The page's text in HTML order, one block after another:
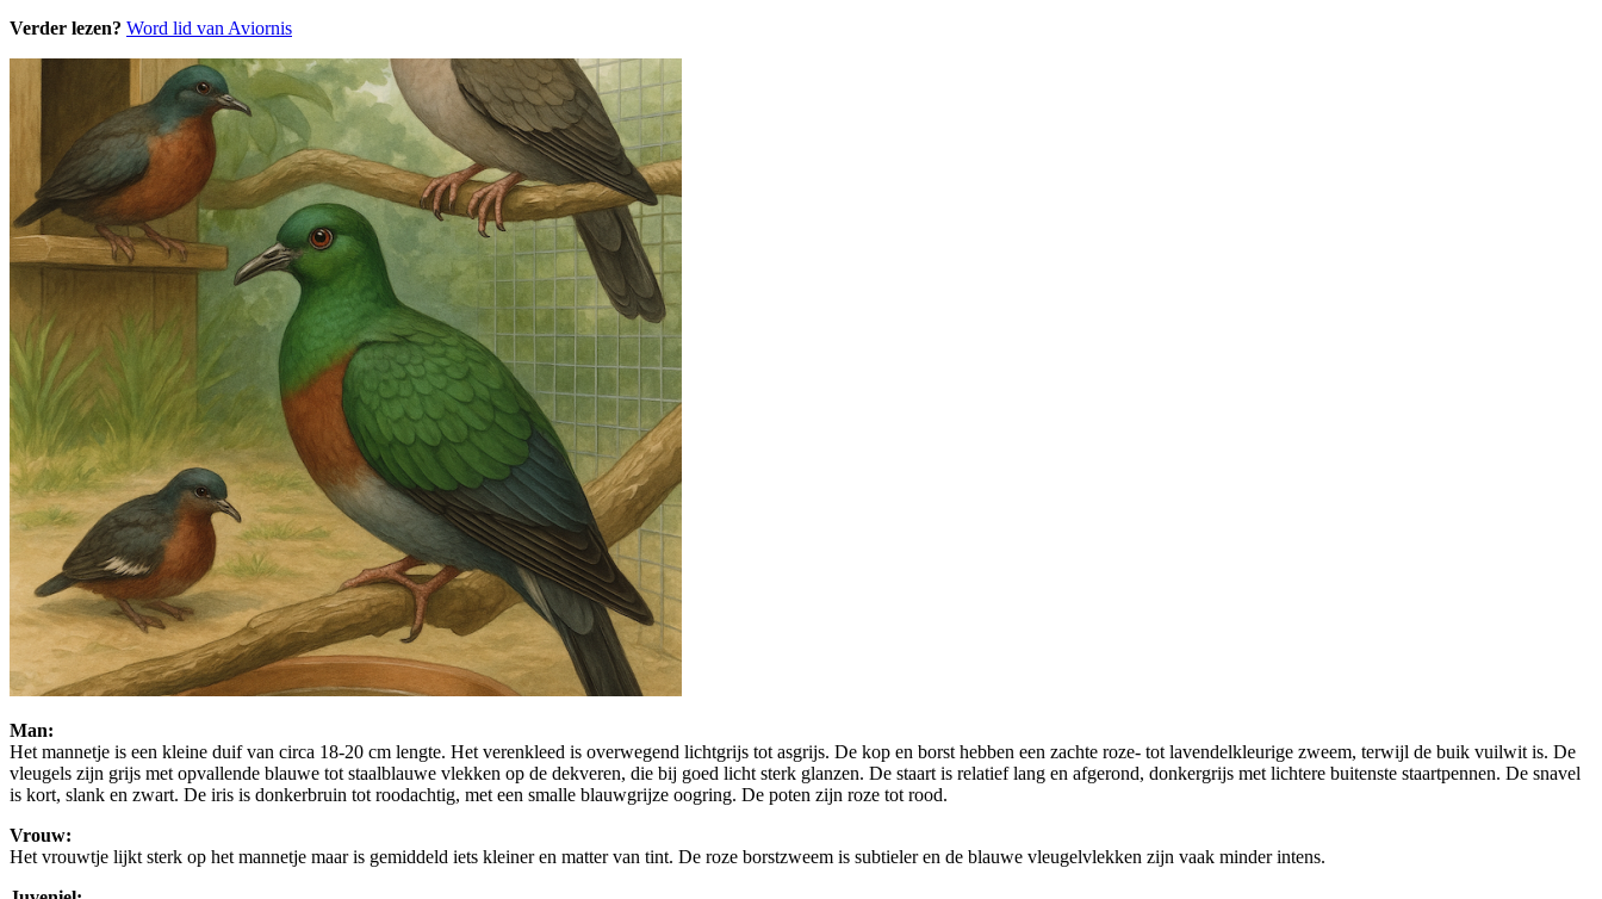
Verder lezen? Word lid van Aviornis
Man:
Het mannetje is een kleine duif van circa 18-20 cm lengte. Het verenkleed is overwegend lichtgrijs tot asgrijs. De kop en borst hebben een zachte roze- tot lavendelkleurige zweem, terwijl de buik vuilwit is. De
vleugels zijn grijs met opvallende blauwe tot staalblauwe vlekken op de dekveren, die bij goed licht sterk glanzen. De staart is relatief lang en afgerond, donkergrijs met lichtere buitenste staartpennen. De snavel
is kort, slank en zwart. De iris is donkerbruin tot roodachtig, met een smalle blauwgrijze oogring. De poten zijn roze tot rood.
Vrouw:
Het vrouwtje lijkt sterk op het mannetje maar is gemiddeld iets kleiner en matter van tint. De roze borstzweem is subtieler en de blauwe vleugelvlekken zijn vaak minder intens.